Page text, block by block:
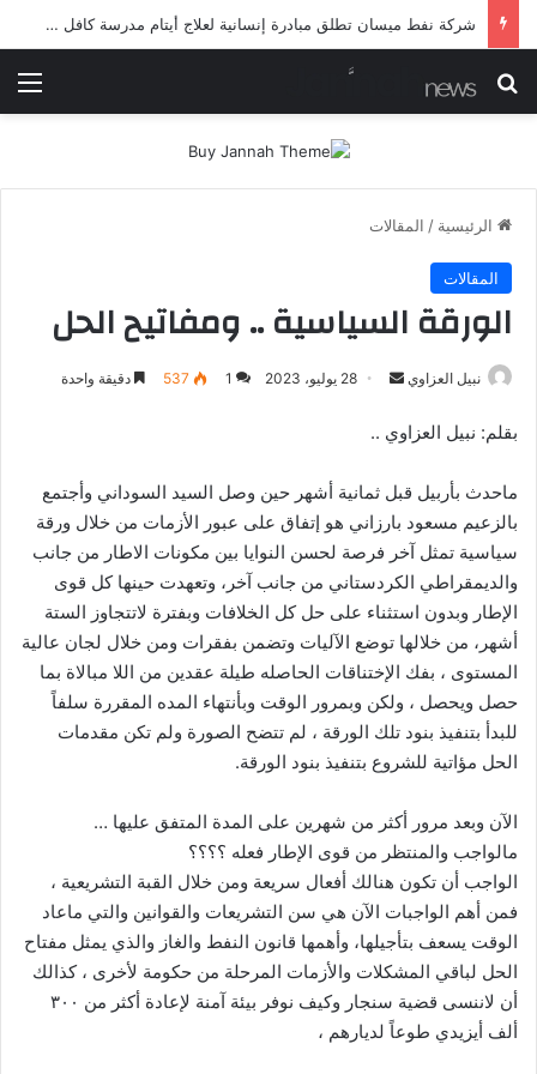
شرطة ميسان تلقي القبض على مطلقي العيارات النارية أثناء تشييع جنائزي في العمارة
بحث عن
الرئيسية / المقالات
المقالات
الورقة السياسية .. ومفاتيح الحل
نبيل العزاوي
أرسل
إلكترونيا
28 يوليو، 2023 1
537 دقيقة واحدة
بقلم: نبيل العزاوي ..
ماحدث بأربيل قبل ثمانية أشهر حين وصل السيد السوداني وأجتمع
بالزعيم مسعود بارزاني هو إتفاق على عبور الأزمات من خلال ورقة
سياسية تمثل آخر فرصة لحسن النوايا بين مكونات الاطار من جانب
والديمقراطي الكردستاني من جانب آخر، وتعهدت حينها كل قوى
الإطار وبدون استثناء على حل كل الخلافات وبفترة لاتتجاوز الستة
أشهر، من خلالها توضع الآليات وتضمن بفقرات ومن خلال لجان عالية
المستوى ، بفك الإختناقات الحاصله طيلة عقدين من اللا مبالاة بما
حصل ويحصل ، ولكن وبمرور الوقت وبأنتهاء المده المقررة سلفاً
للبدأ بتنفيذ بنود تلك الورقة ، لم تتضح الصورة ولم تكن مقدمات
الحل مؤاتية للشروع بتنفيذ بنود الورقة.
الآن وبعد مرور أكثر من شهرين على المدة المتفق عليها …
مالواجب والمنتظر من قوى الإطار فعله ؟؟؟؟
الواجب أن تكون هنالك أفعال سريعة ومن خلال القبة التشريعية ،
فمن أهم الواجبات الآن هي سن التشريعات والقوانين والتي ماعاد
الوقت يسعف بتأجيلها، وأهمها قانون النفط والغاز والذي يمثل مفتاح
الحل لباقي المشكلات والأزمات المرحلة من حكومة لأخرى ، كذالك
أن لاننسى قضية سنجار وكيف نوفر بيئة آمنة لإعادة أكثر من ٣٠٠
ألف أيزيدي طوعاً لديارهم ،